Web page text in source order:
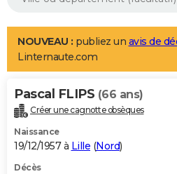
Aménagement intérieur
LIFESTYLE
Art de vivre
Bien-être
Loisirs
Mode
Modes de vie
Alimentation
Guide de la santé
Maladies
Médicaments
Sommeil
VOYAGE
Destinations
City break
Voyage nature
Voyage de noces
Forum
Climat
+PHOTO
GUIDES D'ACHAT
NOUVEAU : publiez un avis de
Linternaute.com
Pascal FLIPS (66 ans)
Créer une cagnotte obsèques
Naissance
19/12/1957 à Lille (Nord)
Décès